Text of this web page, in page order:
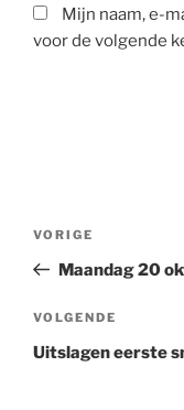
Mijn naam, e-
voor de volgende
Vorig
bericht
VORIGE
Maandag 20
Volgend
bericht
VOLGENDE
Uitslagen eerste